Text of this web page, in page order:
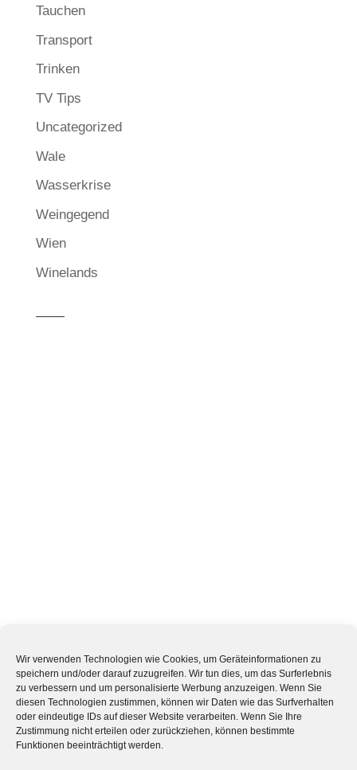
Wir verwenden Technologien wie Cookies, um Geräteinformationen zu
speichern und/oder darauf zuzugreifen. Wir tun dies, um das Surferlebnis
zu verbessern und um personalisierte Werbung anzuzeigen. Wenn Sie
diesen Technologien zustimmen, können wir Daten wie das Surfverhalten
oder eindeutige IDs auf dieser Website verarbeiten. Wenn Sie Ihre
Zustimmung nicht erteilen oder zurückziehen, können bestimmte
Funktionen beeinträchtigt werden.
Tauchen
Transport
Trinken
TV Tips
Uncategorized
Wale
Wasserkrise
Weingegend
Wien
Winelands
——